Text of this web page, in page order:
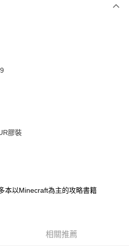
後才付款」的支付方式。 讓您購物簡單
卡、不需儲值。
證，即可結帳。
再付款。
】
後付」後，將跳轉至「AFTEE先享後付」
額後，即可完成結帳。
費通知簡訊。
付款，方視為交易完成。
立刻繳費，但若您需要取消訂單，請聯絡
support/home
上)免運費
上)免運費
膠裝
本以Minecraft為主的攻略書籍
相關推薦